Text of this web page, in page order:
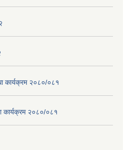
कार्यक्रम २०८०/०८१
कार्यक्रम २०८०/०८१